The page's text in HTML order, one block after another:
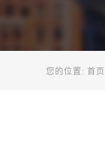
您的位置: 首页